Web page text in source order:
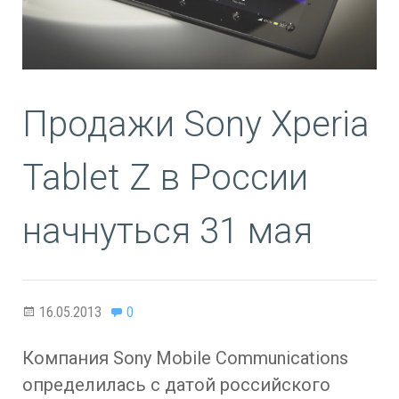
Продажи Sony Xperia
Tablet Z в России
начнуться 31 мая
16.05.2013 0
Компания Sony Mobile Communications
определилась с датой российского